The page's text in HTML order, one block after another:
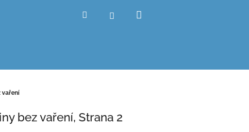
Hledat Přihlášení
vaření
bez vaření, Strana 2